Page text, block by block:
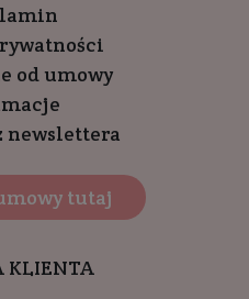
od umowy
newslettera
tutaj
KLIENTA